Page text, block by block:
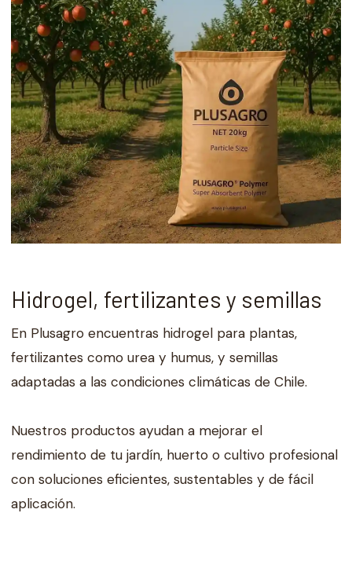
Hidrogel, fertilizantes y semillas
En Plusagro encuentras hidrogel para plantas,
fertilizantes como urea y humus, y semillas
adaptadas a las condiciones climáticas de Chile.
Nuestros productos ayudan a mejorar el
rendimiento de tu jardín, huerto o cultivo profesional
con soluciones eficientes, sustentables y de fácil
aplicación.